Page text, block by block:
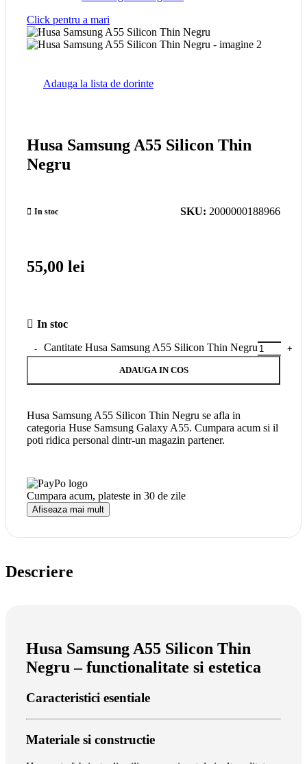
Click pentru a mari
Adauga la lista de dorinte
Husa Samsung A55 Silicon Thin
Negru
In stoc SKU: 2000000188966
55,00 lei
In stoc
Cantitate Husa Samsung A55 Silicon Thin Negru
ADAUGA IN COS
Husa Samsung A55 Silicon Thin Negru se afla in
categoria Huse Samsung Galaxy A55. Cumpara acum si il
poti ridica personal dintr-un magazin partener.
Cumpara acum, plateste in 30 de zile
Afiseaza mai mult
Descriere
Husa Samsung A55 Silicon Thin
Negru – functionalitate si estetica
Caracteristici esentiale
Materiale si constructie